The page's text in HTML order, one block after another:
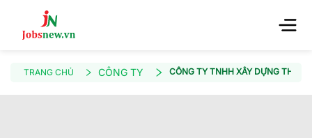
TRANG CHỦ CÔNG TY CÔNG TY TNHH XÂY DỰNG